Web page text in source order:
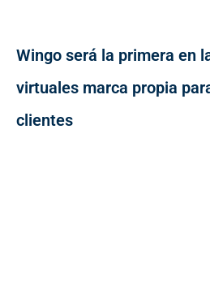
Wingo será la primera en
virtuales marca propia
clientes